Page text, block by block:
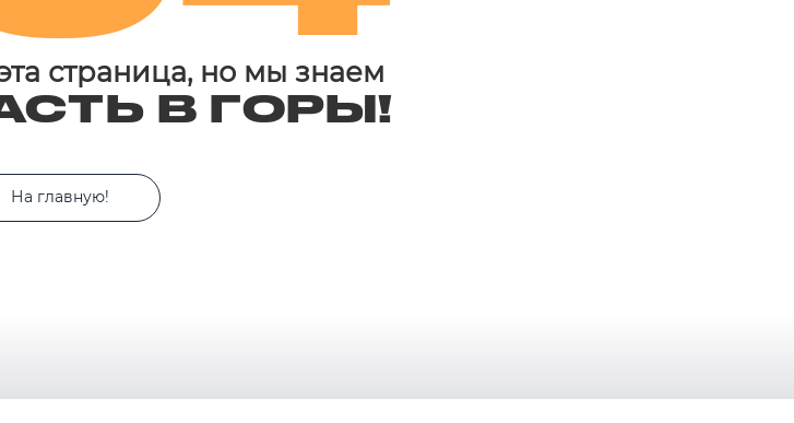
страница, но мы знаем
В ГОРЫ!
На главную!